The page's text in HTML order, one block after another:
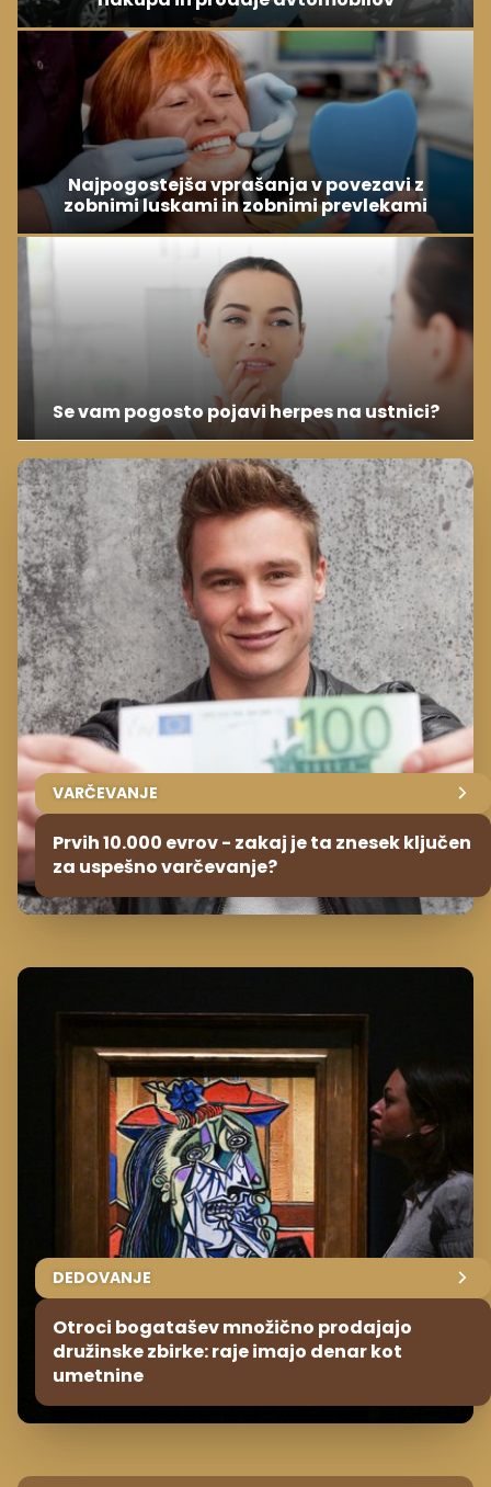
Najpogostejša vprašanja v povezavi z
zobnimi luskami in zobnimi prevlekami
Se vam pogosto pojavi herpes na ustnici?
VARČEVANJE
Prvih 10.000 evrov - zakaj je ta znesek ključen
za uspešno varčevanje?
DEDOVANJE
Otroci bogatašev množično prodajajo
družinske zbirke: raje imajo denar kot
umetnine